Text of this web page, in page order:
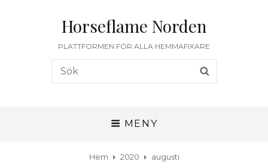
Horseflame Norden
PLATTFORMEN FÖR ALLA HEMMAFIXARE
Sök
efter:
MENY
Hem 2020 augusti